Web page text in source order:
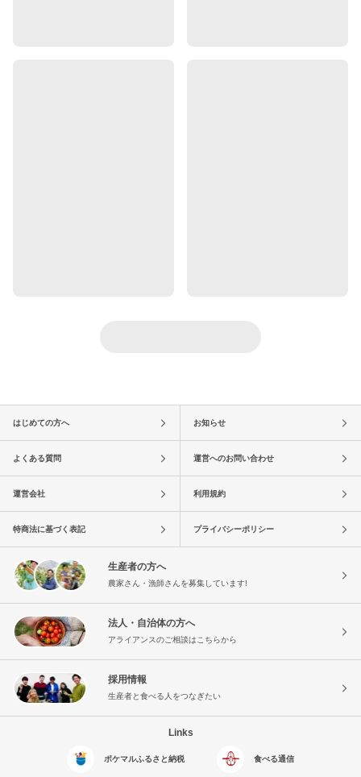
はじめての方へ お知らせ
よくある質問 運営へのお問い合わせ
運営会社 利用規約
特商法に基づく表記 プライバシーポリシー
生産者の方へ
農家さん・漁師さんを募集しています!
法人・自治体の方へ
アライアンスのご相談はこちらから
採用情報
生産者と食べる人をつなぎたい
Links
ポケマルふるさと納税 食べる通信